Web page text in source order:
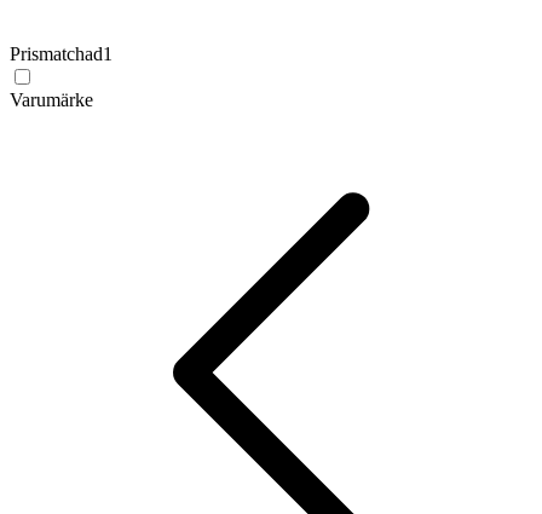
Prismatchad1
Varumärke